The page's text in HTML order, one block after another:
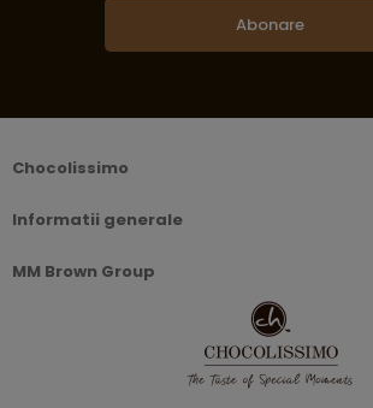
Abonare
Chocolissimo
Informatii generale
MM Brown Group